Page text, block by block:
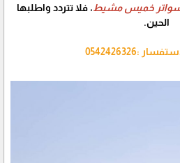
خميس مشيط، فلا تتردد واطلبها
الحين.
:0542426326